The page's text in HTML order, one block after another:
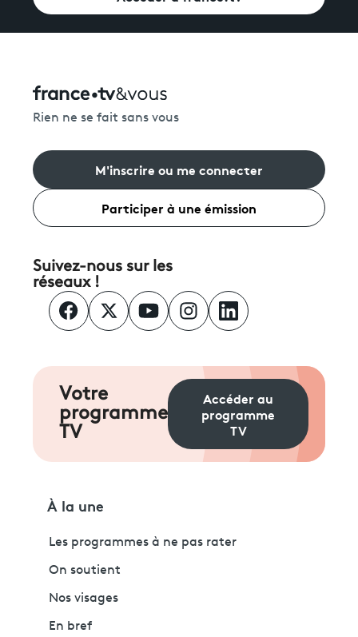
Rien ne se fait sans vous
M'inscrire ou me connecter
Participer à une émission
Suivez-nous sur les
réseaux !
Votre
programme
TV
Accéder au
programme
TV
À la une
Les programmes à ne pas rater
On soutient
Nos visages
En bref